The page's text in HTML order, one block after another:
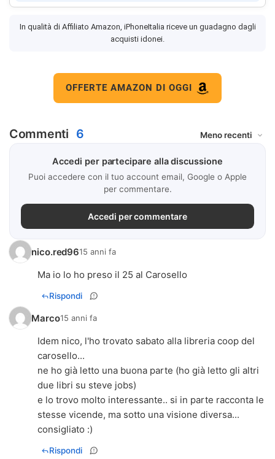
In qualità di Affiliato Amazon, iPhoneItalia riceve un guadagno dagli
acquisti idonei.
OFFERTE AMAZON DI OGGI
Commenti 6
Accedi per partecipare alla discussione
Puoi accedere con il tuo account email, Google o Apple
per commentare.
Accedi per commentare
nico.red9615 anni fa
Ma io lo ho preso il 25 al Carosello
Rispondi
Marco15 anni fa
Idem nico, l'ho trovato sabato alla libreria coop del
carosello...
ne ho già letto una buona parte (ho già letto gli altri
due libri su steve jobs)
e lo trovo molto interessante.. si in parte racconta le
stesse vicende, ma sotto una visione diversa...
consigliato :)
Rispondi